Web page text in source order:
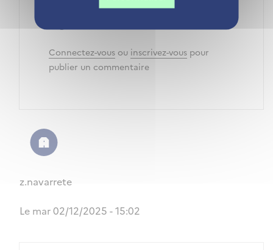
Nous vous prions de nous excuser pour
Connectez-vousou inscrivez-vous pour
publier un commentaire
z.navarrete
Le mar 02/12/2025 - 15:02